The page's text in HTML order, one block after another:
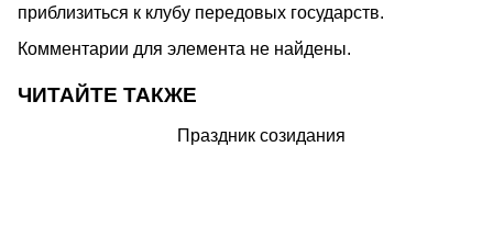
приблизиться к клубу передовых государств.
Комментарии для элемента не найдены.
ЧИТАЙТЕ ТАКЖЕ
Праздник созидания